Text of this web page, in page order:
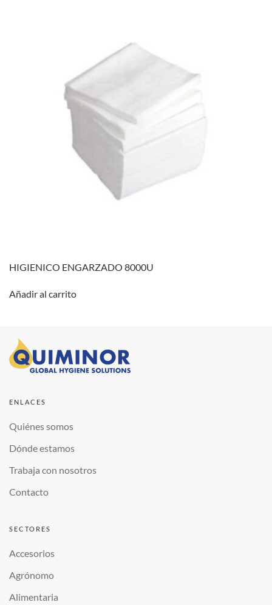
HIGIENICO ENGARZADO 8000U
Añadir al carrito
ENLACES
Quiénes somos
Dónde estamos
Trabaja con nosotros
Contacto
SECTORES
Accesorios
Agrónomo
Alimentaria